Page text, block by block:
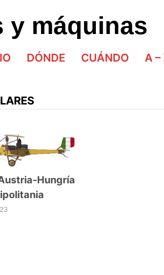
y máquinas
DÓNDE CUÁNDO A –
Hungría